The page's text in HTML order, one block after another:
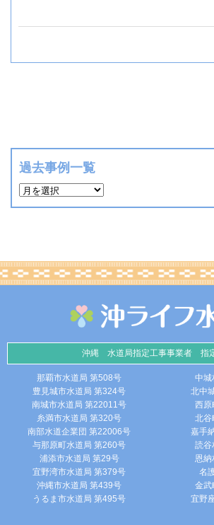
過去事例一覧
沖縄 水道局指定工事事業者 指
那覇市水道局 第508号
豊見城市水道局 第324号
南城市水道局 第22011号
糸満市水道局 第320号
南部水道企業団 第22006号
与那原町水道局 第260号
浦添市水道局 第29号
宜野湾市水道局 第379号
沖縄市水道局 第439号
うるま市水道局 第495号
中城
北中
西原
北谷
嘉手
読谷
恩納
名
金武
宜野